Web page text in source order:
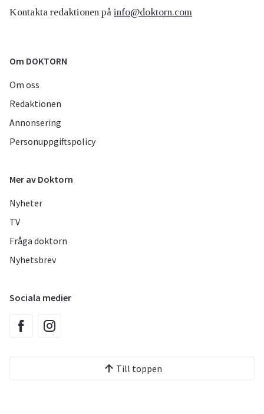
Kontakta redaktionen på info@doktorn.com
Om DOKTORN
Om oss
Redaktionen
Annonsering
Personuppgiftspolicy
Mer av Doktorn
Nyheter
TV
Fråga doktorn
Nyhetsbrev
Sociala medier
Till toppen